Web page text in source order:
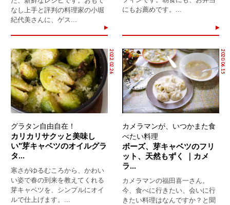
なし上手と評判の料理家の小堀
紀代美さんに、ゲス...
にもお薦めです。...
2022.02.26
グラタン自由自在！
カリカリサクッと美味し
い"芽キャベツのオイルグラ
タ...
寒さがゆるむころから、かわい
い姿で春の到来を教えてくれる
芽キャベツを、シンプルにオイ
ルで仕上げます。...
2020.06.15
カメラマンが、いつかまた食
べたい料理
ボーズ、芽キャベツのフリ
ット、天然もずく ｜カメ
ラ...
カメラマンの福田喜一さん。
今、食べに行きたい、会いに行
きたい料理はなんですか？と聞